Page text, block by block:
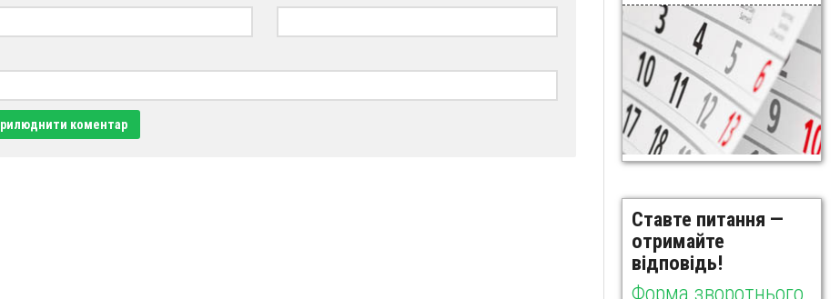
Ставте питання —
отримайте
відповідь!
Форма зворотнього